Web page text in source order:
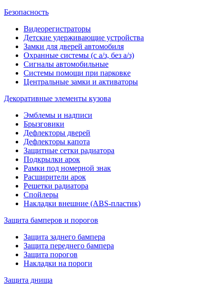
Безопасность
Видеорегистраторы
Детские удерживающие устройства
Замки для дверей автомобиля
Охранные системы (с а/з, без а/з)
Сигналы автомобильные
Системы помощи при парковке
Центральные замки и активаторы
Декоративные элементы кузова
Эмблемы и надписи
Брызговики
Дефлекторы дверей
Дефлекторы капота
Защитные сетки радиатора
Подкрылки арок
Рамки под номерной знак
Расширители арок
Решетки радиатора
Спойлеры
Накладки внешние (ABS-пластик)
Защита бамперов и порогов
Защита заднего бампера
Защита переднего бампера
Защита порогов
Накладки на пороги
Защита днища